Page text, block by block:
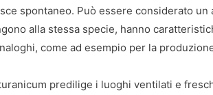
spontaneo. Può essere considerato
alla stessa specie, hanno
come ad esempio per la
predilige i luoghi ventilati e